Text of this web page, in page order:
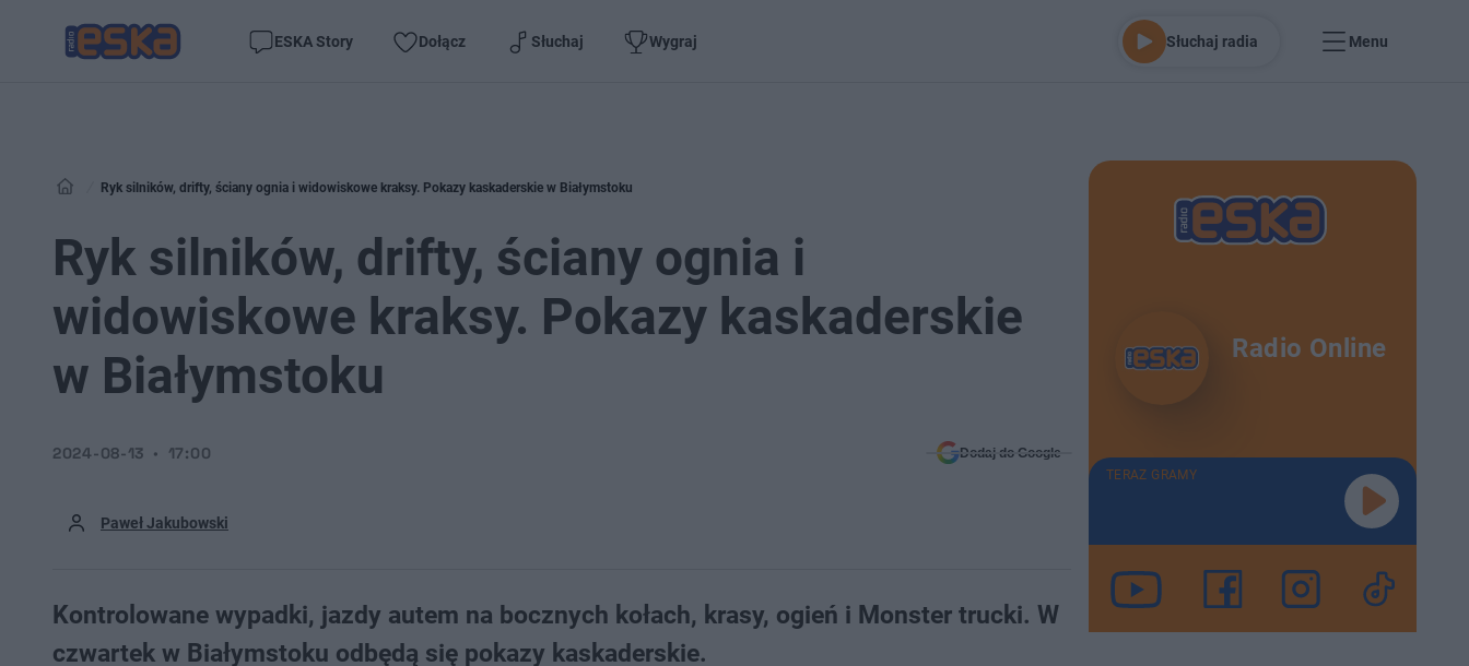
ESKA Story Dołącz Słuchaj Wygraj Słuchaj radia Menu
Ryk silników, drifty, ściany ognia i widowiskowe kraksy. Pokazy kaskaderskie w Białymstoku
Ryk silników, drifty, ściany ognia i
widowiskowe kraksy. Pokazy kaskaderskie
w Białymstoku
Paweł Jakubowski
2024-08-13 17:00 Dodaj do Google
Kontrolowane wypadki, jazdy autem na bocznych kołach, krasy, ogień i Monster trucki. W
czwartek w Białymstoku odbędą się pokazy kaskaderskie.
Radio Online
TERAZ GRAMY